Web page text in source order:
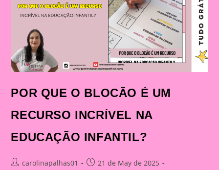
INTERNET
NA
EDUCAÇÃO
CONSCIENTE
POR QUE O BLOCÃO É UM
RECURSO INCRÍVEL NA
EDUCAÇÃO INFANTIL?
Postcarolinapalhas01
Post21 de May de 2025